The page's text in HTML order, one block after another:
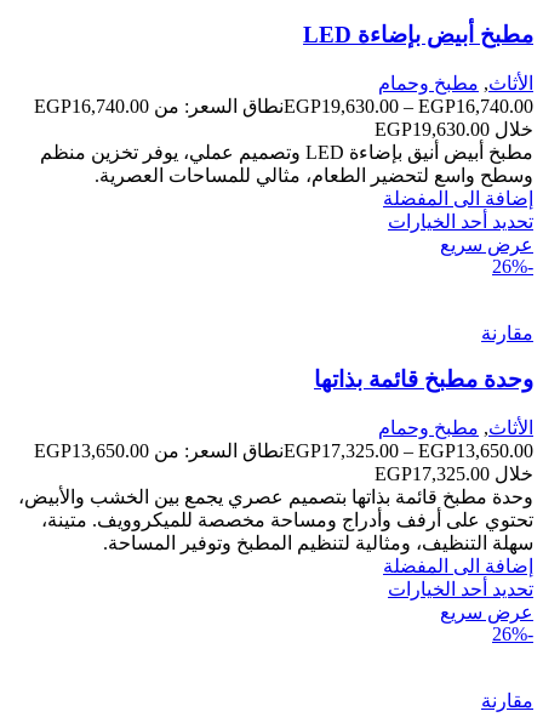
مطبخ أبيض بإضاءة LED
الأثاث, مطبخ وحمام
EGP16,740.00
–
EGP19,630.00
خلال ⁦EGP19,630.00⁩
مطبخ أبيض أنيق بإضاءة LED وتصميم عملي، يوفر تخزين منظم
وسطح واسع لتحضير الطعام، مثالي للمساحات العصرية.
إضافة الى المفضلة
تحديد أحد الخيارات
عرض سريع
-26%
مقارنة
وحدة مطبخ قائمة بذاتها
الأثاث, مطبخ وحمام
EGP13,650.00
–
EGP17,325.00
خلال ⁦EGP17,325.00⁩
وحدة مطبخ قائمة بذاتها بتصميم عصري يجمع بين الخشب والأبيض،
تحتوي على أرفف وأدراج ومساحة مخصصة للميكروويف. متينة،
سهلة التنظيف، ومثالية لتنظيم المطبخ وتوفير المساحة.
إضافة الى المفضلة
تحديد أحد الخيارات
عرض سريع
-26%
مقارنة